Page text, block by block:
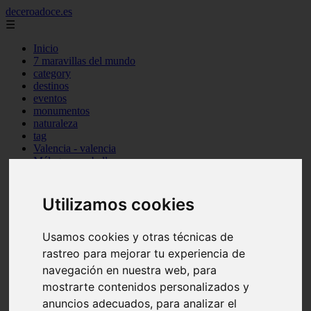
Utilizamos cookies
Usamos cookies y otras técnicas de
rastreo para mejorar tu experiencia de
navegación en nuestra web, para
mostrarte contenidos personalizados y
anuncios adecuados, para analizar el
deceroadoce.es
☰
Inicio
7 maravillas del mundo
category
destinos
eventos
monumentos
naturaleza
tag
Valencia - valencia
Málaga - marbella
Sevilla - bormujos
Santa-cruz-de-tenerife - santiago-del-teide
Murcia - murcia
Alicante - benidorm
Alicante - finestrat
Almería - mojácar
Alicante - orihuela
Huesca - jaca